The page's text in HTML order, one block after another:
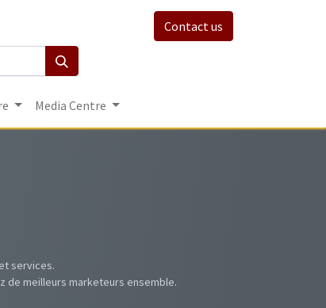
Contact us
Media Centre
services.
de meilleurs marketeurs ensemble.